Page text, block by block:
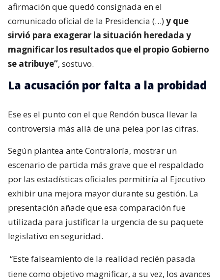
afirmación que quedó consignada en el
comunicado oficial de la Presidencia (…)y que
sirvió para exagerar la situación heredada y
magnificar los resultados que el propio Gobierno
se atribuye”, sostuvo.
La acusación por falta a la probidad
Ese es el punto con el que Rendón busca llevar la
controversia más allá de una pelea por las cifras.
Según plantea ante Contraloría, mostrar un
escenario de partida más grave que el respaldado
por las estadísticas oficiales permitiría al Ejecutivo
exhibir una mejora mayor durante su gestión. La
presentación añade que esa comparación fue
utilizada para justificar la urgencia de su paquete
legislativo en seguridad.
“Este falseamiento de la realidad recién pasada
tiene como objetivo magnificar, a su vez, los avances